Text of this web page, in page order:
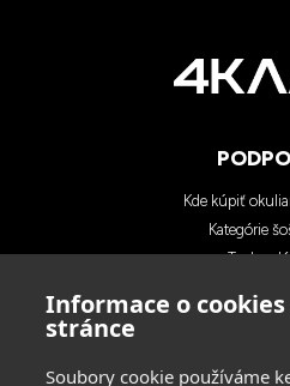
Informace o
stránce
Soubory cookie používáme
Kde kúpiť
Kategórie